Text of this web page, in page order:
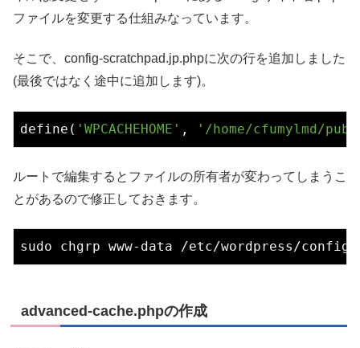
ファイルを変更する仕組みなっています。
そこで、config-scratchpad.jp.phpに次の行を追加しました
(最後ではなく途中に追加します)。
define( 'WPCACHEHOME' , '/home/cfumylmd/
ルートで編集するとファイルの所有者が変わってしまうこ
とがあるので修正しておきます。
advanced-cache.phpの作成